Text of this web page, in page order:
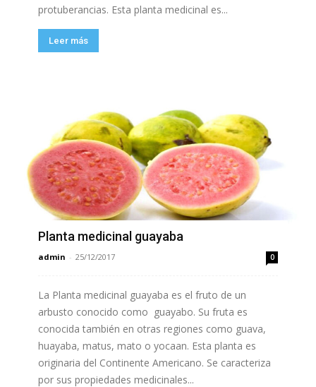
protuberancias. Esta planta medicinal es...
Leer más
Planta medicinal guayaba
admin - 25/12/2017 0
La Planta medicinal guayaba es el fruto de un
arbusto conocido como guayabo. Su fruta es
conocida también en otras regiones como guava,
huayaba, matus, mato o yocaan. Esta planta es
originaria del Continente Americano. Se caracteriza
por sus propiedades medicinales...